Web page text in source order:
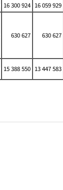
16 300 924 16 059 929
630 627 630 627
15 388 550 13 447 583